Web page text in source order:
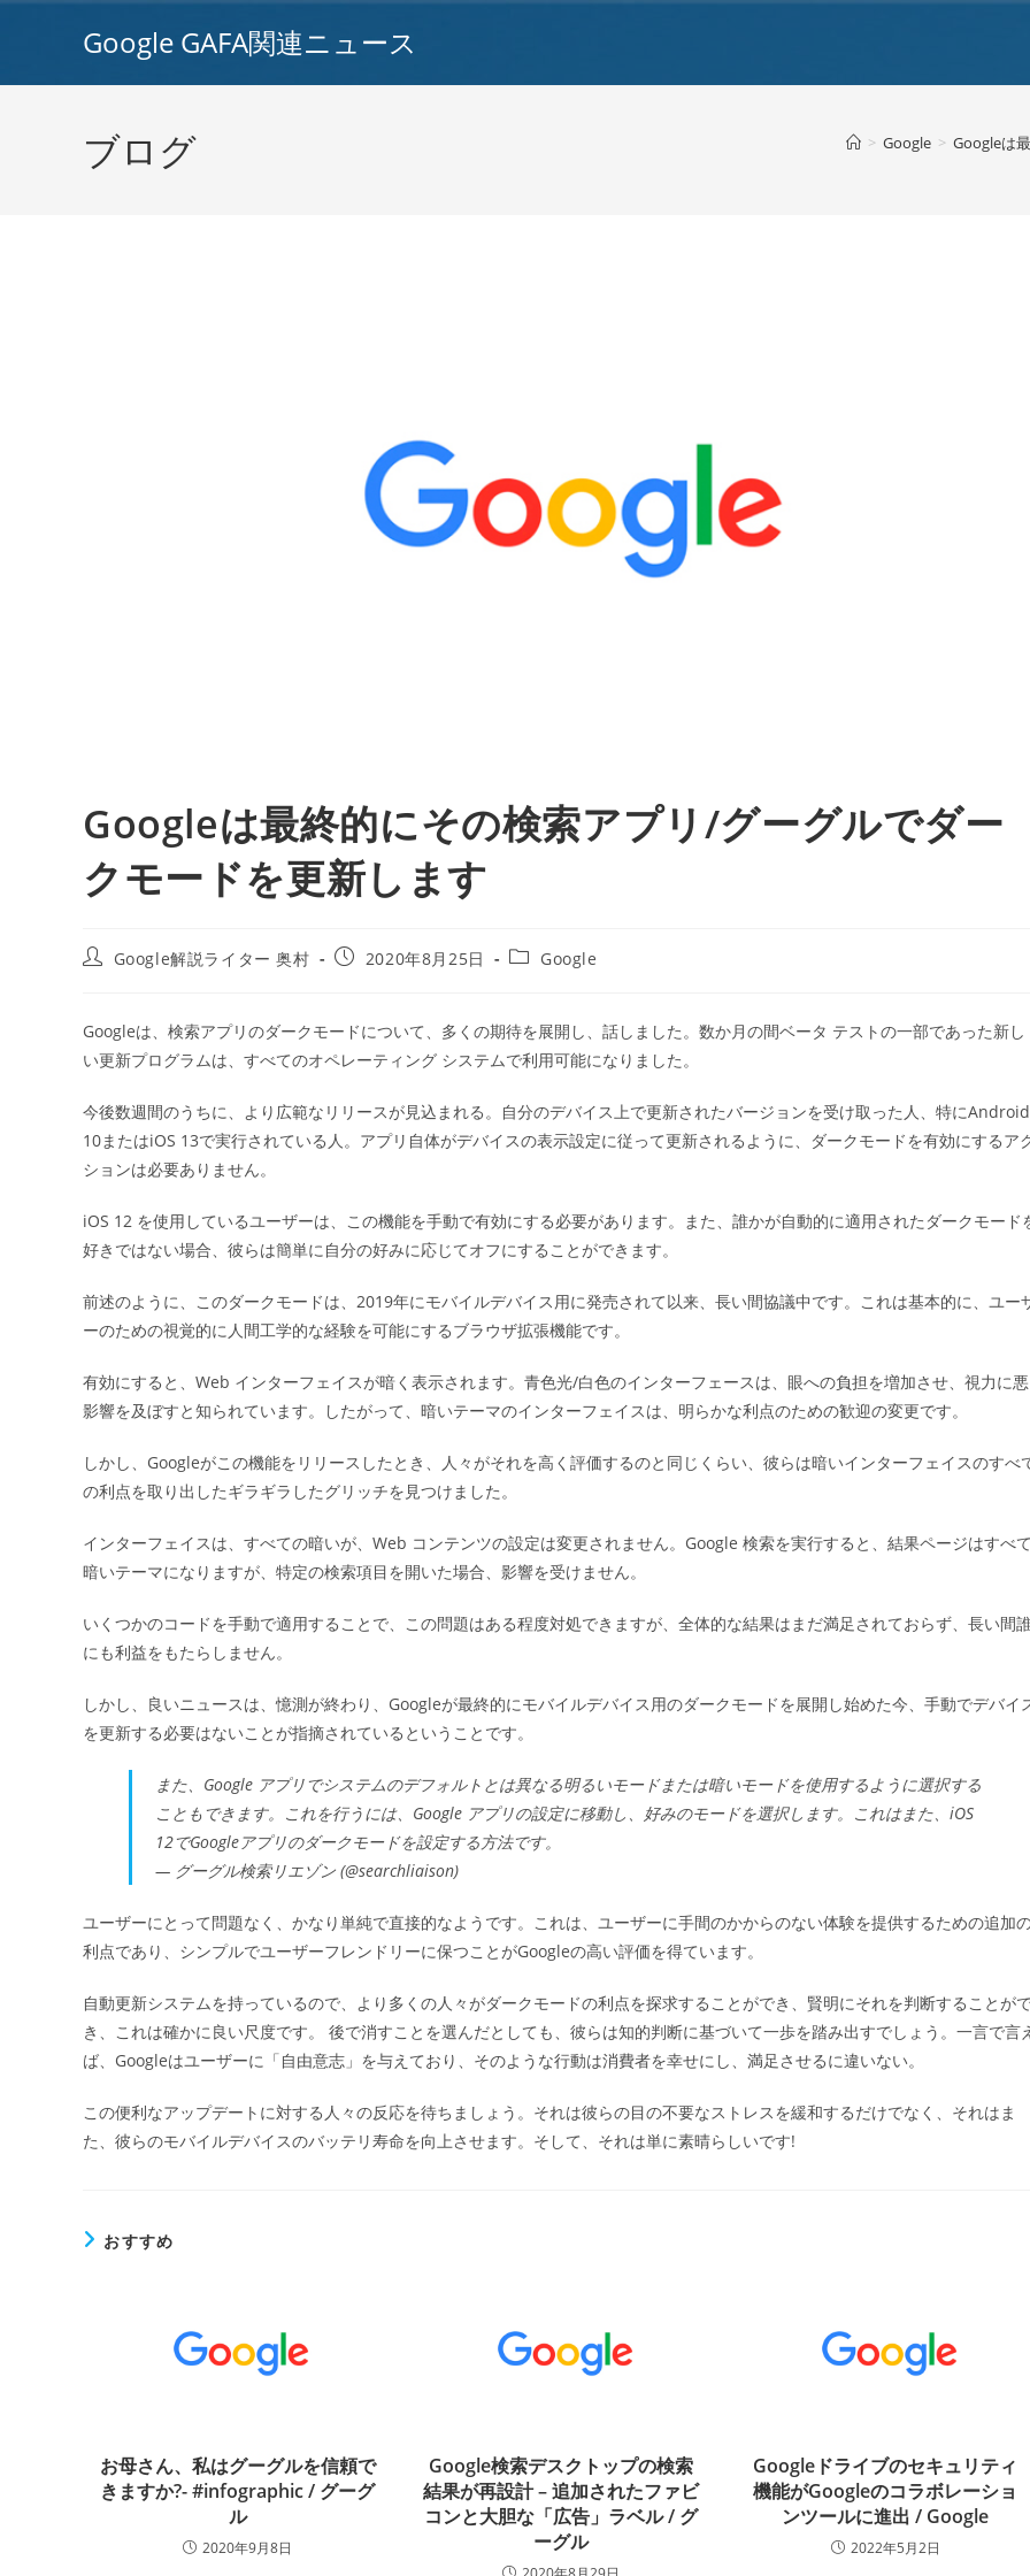
Google GAFA関連ニュース
ブログ > Google > Googleは
Googleは最終的にその検索アプリ/グーグルでダー
クモードを更新します
投
Google解説ライター 奥村
投
日:
2020年8月25日
投
テ
ゴ
リ
Google
Googleは、検索アプリのダークモードについて、多くの期待を展開し、話しました。数か月の間ベータ テストの一部であった新し
い更新プログラムは、すべてのオペレーティング システムで利用可能になりました。
今後数週間のうちに、より広範なリリースが見込まれる。自分のデバイス上で更新されたバージョンを受け取った人、特にAndroid
10またはiOS 13で実行されている人。アプリ自体がデバイスの表示設定に従って更新されるように、ダークモードを有効にするア
ションは必要ありません。
iOS 12 を使用しているユーザーは、この機能を手動で有効にする必要があります。また、誰かが自動的に適用されたダークモード
好きではない場合、彼らは簡単に自分の好みに応じてオフにすることができます。
前述のように、このダークモードは、2019年にモバイルデバイス用に発売されて以来、長い間協議中です。これは基本的に、ユー
ーのための視覚的に人間工学的な経験を可能にするブラウザ拡張機能です。
有効にすると、Web インターフェイスが暗く表示されます。青色光/白色のインターフェースは、眼への負担を増加させ、視力に悪
影響を及ぼすと知られています。したがって、暗いテーマのインターフェイスは、明らかな利点のための歓迎の変更です。
しかし、Googleがこの機能をリリースしたとき、人々がそれを高く評価するのと同じくらい、彼らは暗いインターフェイスのすべ
の利点を取り出したギラギラしたグリッチを見つけました。
インターフェイスは、すべての暗いが、Web コンテンツの設定は変更されません。Google 検索を実行すると、結果ページはすべて
暗いテーマになりますが、特定の検索項目を開いた場合、影響を受けません。
いくつかのコードを手動で適用することで、この問題はある程度対処できますが、全体的な結果はまだ満足されておらず、長い間
にも利益をもたらしません。
しかし、良いニュースは、憶測が終わり、Googleが最終的にモバイルデバイス用のダークモードを展開し始めた今、手動でデバイ
を更新する必要はないことが指摘されているということです。
また、Google アプリでシステムのデフォルトとは異なる明るいモードまたは暗いモードを使用するように選択する
こともできます。これを行うには、Google アプリの設定に移動し、好みのモードを選択します。これはまた、iOS
12でGoogleアプリのダークモードを設定する方法です。
— グーグル検索リエゾン (@searchliaison)
ユーザーにとって問題なく、かなり単純で直接的なようです。これは、ユーザーに手間のかからのない体験を提供するための追加
利点であり、シンプルでユーザーフレンドリーに保つことがGoogleの高い評価を得ています。
自動更新システムを持っているので、より多くの人々がダークモードの利点を探求することができ、賢明にそれを判断することが
き、これは確かに良い尺度です。 後で消すことを選んだとしても、彼らは知的判断に基づいて一歩を踏み出すでしょう。一言で言え
ば、Googleはユーザーに「自由意志」を与えており、そのような行動は消費者を幸せにし、満足させるに違いない。
この便利なアップデートに対する人々の反応を待ちましょう。それは彼らの目の不要なストレスを緩和するだけでなく、それはま
た、彼らのモバイルデバイスのバッテリ寿命を向上させます。そして、それは単に素晴らしいです!
おすすめ
お母さん、私はグーグルを信頼で
きますか?- #infographic / グーグ
ル
2020年9月8日
Google検索デスクトップの検索
結果が再設計 – 追加されたファビ
コンと大胆な「広告」ラベル / グ
ーグル
Googleドライブのセキュリティ
機能がGoogleのコラボレーショ
ンツールに進出 / Google
2022年5月2日